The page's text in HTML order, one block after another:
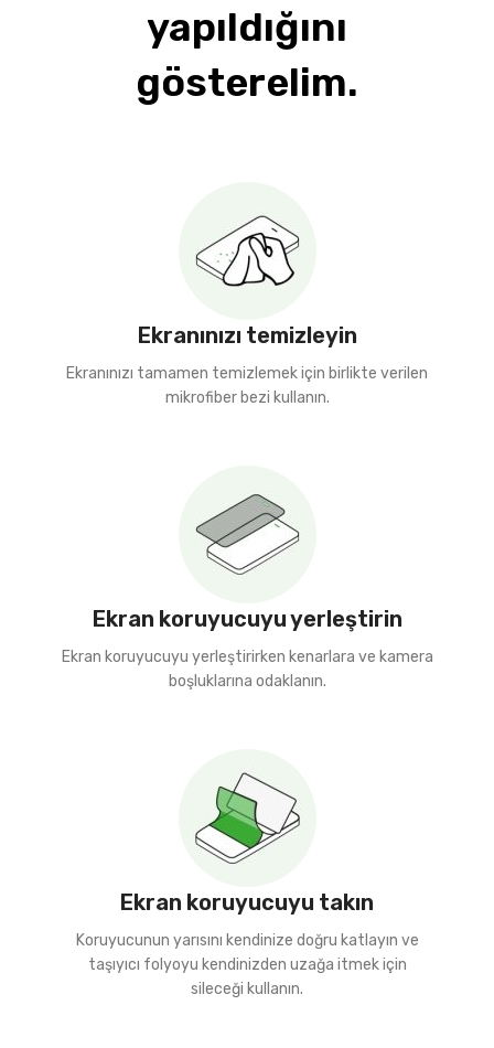
yapıldığını
gösterelim.
Ekranınızı temizleyin
Ekranınızı tamamen temizlemek için birlikte verilen
mikrofiber bezi kullanın.
Ekran koruyucuyu yerleştirin
Ekran koruyucuyu yerleştirirken kenarlara ve kamera
boşluklarına odaklanın.
Ekran koruyucuyu takın
Koruyucunun yarısını kendinize doğru katlayın ve
taşıyıcı folyoyu kendinizden uzağa itmek için
sileceği kullanın.